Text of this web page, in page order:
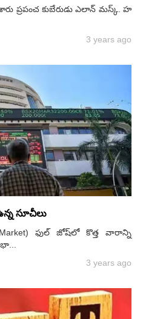
ప్రపంచ కుబేరుడు ఎలాన్ మస్క్. హ
3 years ago
సూచీలు
ఫుల్ జోష్‌లో కొత్త వారాన్ని
3 years ago